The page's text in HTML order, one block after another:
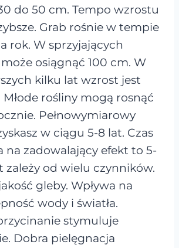
do 50 cm. Tempo wzrostu
Grab rośnie w tempie
rok. W sprzyjających
osiągnąć 100 cm. W
kilku lat wzrost jest
rośliny mogą rosnąć
Pełnowymiarowy
w ciągu 5-8 lat. Czas
na zadowalający efekt to 5-
zależy od wielu czynników.
gleby. Wpływa na
wody i światła.
stymuluje
Dobra pielęgnacja